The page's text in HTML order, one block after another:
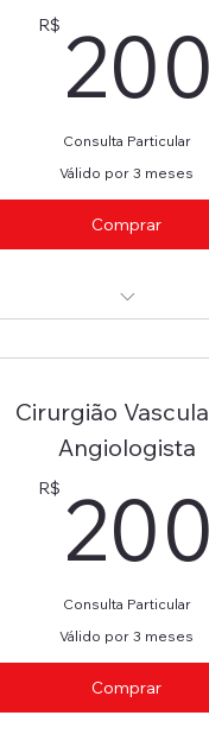
R$ 200
Consulta Particular
Válido por 3 meses
Comprar
Cirurgião
Angiologista
R$ 200
Consulta Particular
Válido por 3 meses
Comprar